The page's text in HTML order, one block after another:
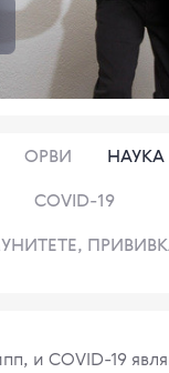
ОРВИ НАУКА
COVID-19
и COVID-19